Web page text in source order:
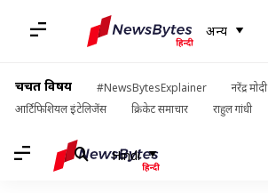
अन्य
चर्चित विषय #NewsBytesExplainer
नरेंद्र मोदी
आर्टिफिशियल इंटेलिजेंस
क्रिकेट समाचार राहुल गांधी
Hindi